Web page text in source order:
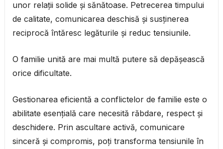
unor relații solide și sănătoase. Petrecerea timpului
de calitate, comunicarea deschisă și susținerea
reciprocă întăresc legăturile și reduc tensiunile.
O familie unită are mai multă putere să depășească
orice dificultate.
Gestionarea eficientă a conflictelor de familie este o
abilitate esențială care necesită răbdare, respect și
deschidere. Prin ascultare activă, comunicare
sinceră și compromis, poți transforma tensiunile în